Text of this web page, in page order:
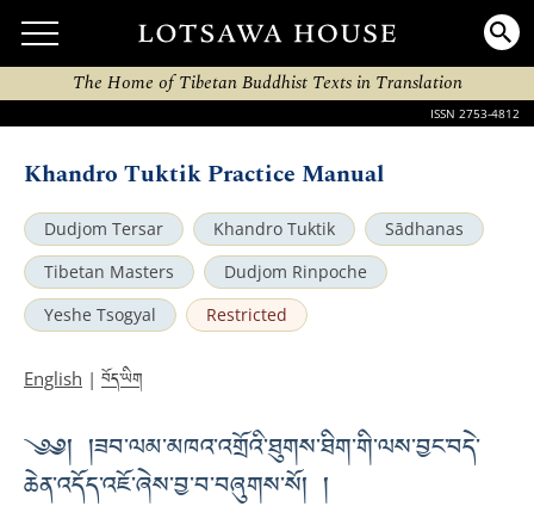
The Home of Tibetan Buddhist Texts in Translation
ISSN 2753-4812
Khandro Tuktik Practice Manual
Dudjom Tersar Khandro Tuktik
Sādhanas
Tibetan Masters
Dudjom Rinpoche
Yeshe Tsogyal
Restricted
English | བོད་ཡིག
༄༅། །ཟབ་ལམ་མཁའ་འགྲོའི་ཐུགས་ཐིག་གི་ལས་བྱང་བདེ་
ཆེན་འདོད་འཇོ་ཞེས་བྱ་བ་བཞུགས་སོ། །